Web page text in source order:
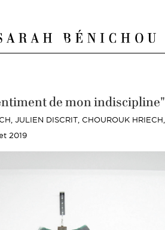
de mon indiscipline"
JULIEN DISCRIT, CHOUROUK HRIECH,
2019